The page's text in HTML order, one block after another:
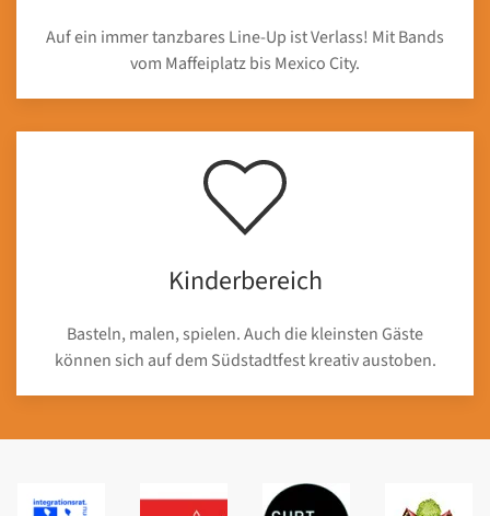
Auf ein immer tanzbares Line-Up ist Verlass! Mit Bands
vom Maffeiplatz bis Mexico City.
Kinderbereich
Basteln, malen, spielen. Auch die kleinsten Gäste
können sich auf dem Südstadtfest kreativ austoben.